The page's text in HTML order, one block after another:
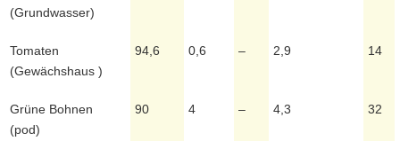
(Grundwasser)
Tomaten
(Gewächshaus )
94,6 0,6 – 2,9 14
Grüne Bohnen
(pod)
90 4 – 4,3 32